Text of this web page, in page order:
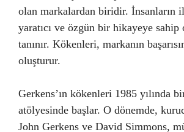
olan markalardan biridir. İnsanların
yaratıcı ve özgün bir hikayeye sahip
tanınır. Kökenleri, markanın
oluşturur.
Gerkens’ın kökenleri 1985 yılında
atölyesinde başlar. O dönemde,
John Gerkens ve David Simmons,